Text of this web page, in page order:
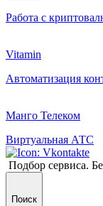
Работа с
Vitamin
Автоматизация
Манго Телеком
Виртуальная АТС
Подбор сервиса.
Поиск